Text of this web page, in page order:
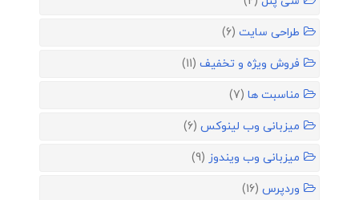
طراحی سایت (6)
فروش ویژه و تخفیف (11)
مناسبت ها (7)
میزبانی وب لینوکس (6)
میزبانی وب ویندوز (9)
وردپرس (16)